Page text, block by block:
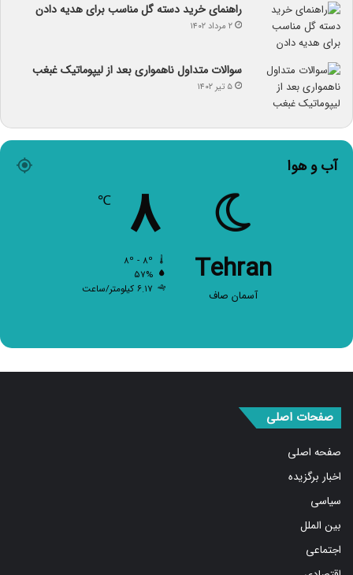
راهنمای خرید دسته گل مناسب برای هدیه دادن
۲ مرداد ۱۴۰۲
سوالات متداول ناهمواری بعد از لیپوماتیک غبغب
۵ تیر ۱۴۰۲
آب و هوا
Tehran
آسمان صاف
۸ ℃
۵۷%
۶.۱۷ کیلومتر/ساعت
صفحات اصلی
صفحه اصلی
اخبار برگزیده
سیاسی
بین الملل
اجتماعی